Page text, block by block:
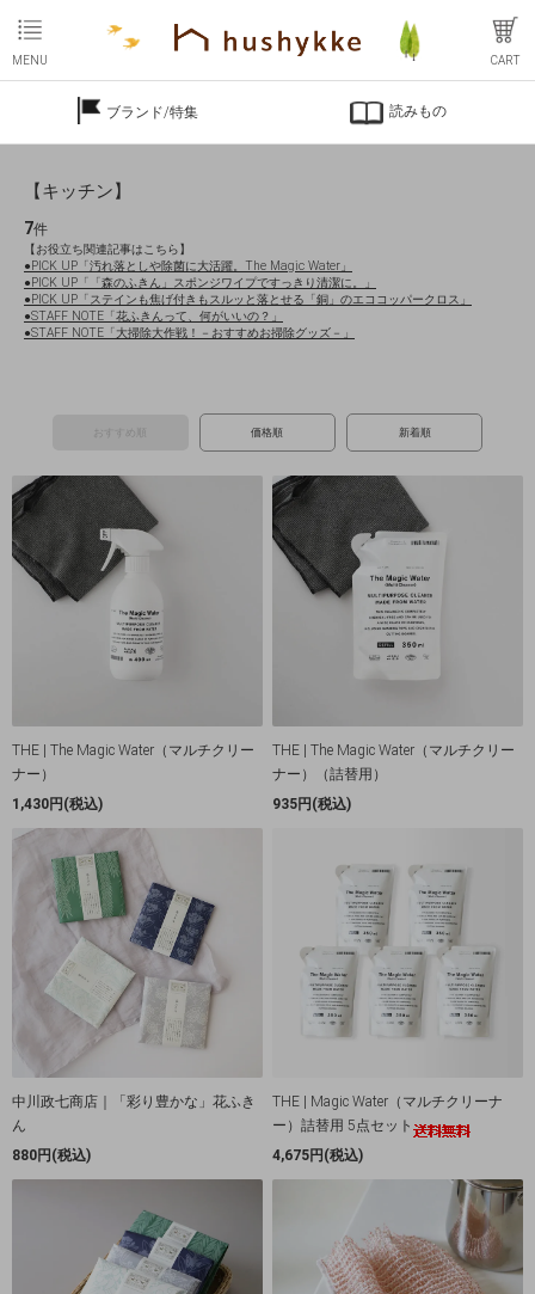
MENU CART
ブランド/特集 読みもの
【キッチン】
7件
【お役立ち関連記事はこちら】
●PICK UP「汚れ落としや除菌に大活躍。The Magic Water」
●PICK UP「「森のふきん」スポンジワイプですっきり清潔に。」
●PICK UP「ステインも焦げ付きもスルッと落とせる「銅」のエココッパークロス」
●STAFF NOTE「花ふきんって、何がいいの？」
●STAFF NOTE「大掃除大作戦！－おすすめお掃除グッズ－」
おすすめ順 価格順 新着順
THE | The Magic Water（マルチクリー
ナー）
1,430円(税込)
THE | The Magic Water（マルチクリー
ナー）（詰替用）
935円(税込)
中川政七商店｜「彩り豊かな」花ふき
ん
880円(税込)
THE | Magic Water（マルチクリーナ
ー）詰替用 5点セット
4,675円(税込)